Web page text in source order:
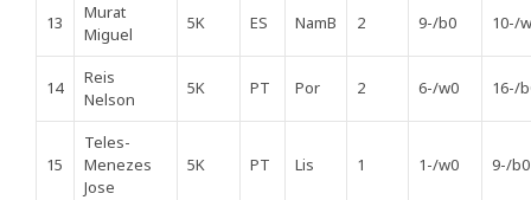
13
Murat
Miguel
5K ES NamB 2 9-/b0 10-/
14
Reis
Nelson
5K PT Por 2 6-/w0 16-/
15
Teles-
Menezes
Jose
5K PT Lis 1 1-/w0 9-/b0